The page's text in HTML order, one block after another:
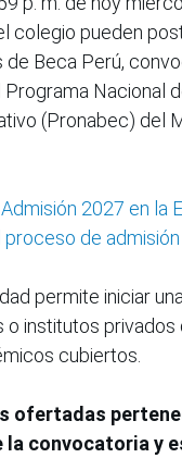
colegio pueden
de Beca Perú,
Nacional
(Pronabec) del
Admisión 2027 en la
de admisión
permite iniciar
o institutos privados
cubiertos.
ofertadas
la convocatoria y